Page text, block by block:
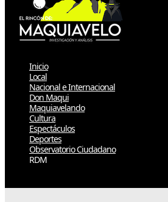
Inicio
Local
Nacional e Internacional
Don Maqui
Maquiavelando
Cultura
Espectáculos
Deportes
Observatorio Ciudadano
RDM